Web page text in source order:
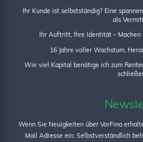
Ihr Kunde ist selbstständig? Eine
als
Ihr Auftritt, Ihre Identität – Machen
16 Jahre voller Wachstum,
Wie viel Kapital benötige ich zum
Wenn Sie Neuigkeiten über VorFina
Mail Adresse ein. Selbstverständlich